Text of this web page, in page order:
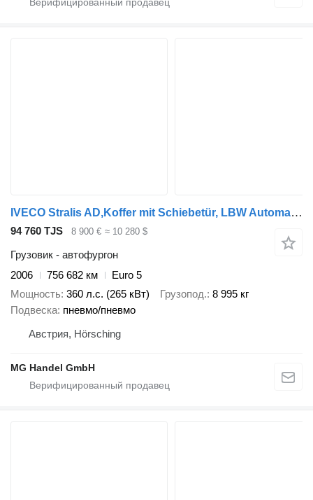
IVECO Stralis AD,Koffer mit Schiebetür, LBW Automatik, E5
94 760 TJS 8 900 € ≈ 10 280 $
Грузовик - автофургон
2006
756 682 км
Euro 5
Мощность 360 л.с. (265 кВт) Грузопод. 8 995 кг
Подвеска пневмо/пневмо
Австрия, Hörsching
MG Handel GmbH